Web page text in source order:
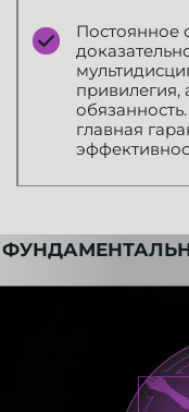
Постоянное
привилегия,
главная